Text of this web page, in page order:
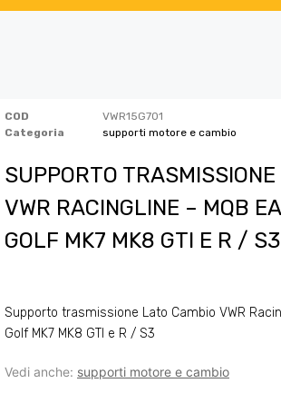
COD
VWR15G701
Categoria
supporti motore e cambio
SUPPORTO
VWR RACINGLINE – MQB
GOLF MK7 MK8 GTI E R / S3
Supporto trasmissione Lato Cambio VWR
Golf MK7 MK8 GTI e R / S3
Vedi anche: supporti motore e cambio